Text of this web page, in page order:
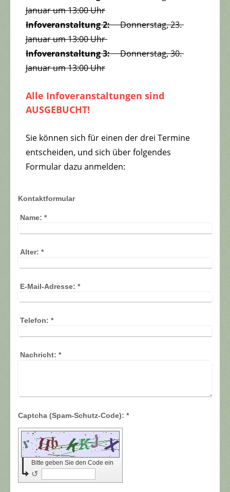
Januar um 13:00 Uhr
Infoveranstaltung 2:Donnerstag,23.
Januar um 13:00 Uhr
Infoveranstaltung 3:Donnerstag,30.
Januar um 13:00 Uhr
Alle Infoveranstaltungen sind
AUSGEBUCHT!
Sie können sich für einen der drei Termine
entscheiden, und sich über folgendes
Formular dazu anmelden:
Kontaktformular
Name: *
Alter: *
E-Mail-Adresse: *
Telefon: *
Nachricht: *
Captcha (Spam-Schutz-Code): *
Bitte geben Sie den Code ein
↺